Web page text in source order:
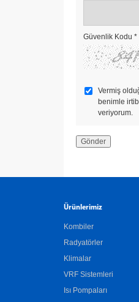
Güvenlik Kodu*
Vermiş
benimle
veriyorum.
Ürünlerimiz
Kombiler
Radyatörler
Klimalar
VRF Sistemleri
Isı Pompaları